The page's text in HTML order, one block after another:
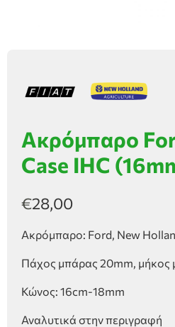
Ακρόμπαρο
Case IHC
€28,00
Ακρόμπαρο: Ford, New
Πάχος μπάρας 20mm, μήκος
Κώνος: 16cm-18mm
Αναλυτικά στην περιγραφή